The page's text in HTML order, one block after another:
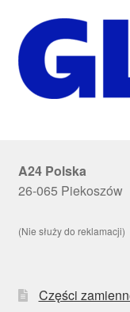
A24 Polska
26-065 Piekoszów
(Nie służy do reklamacji)
Części